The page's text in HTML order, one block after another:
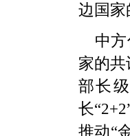
边国家
中
家的
部长
长
推动“